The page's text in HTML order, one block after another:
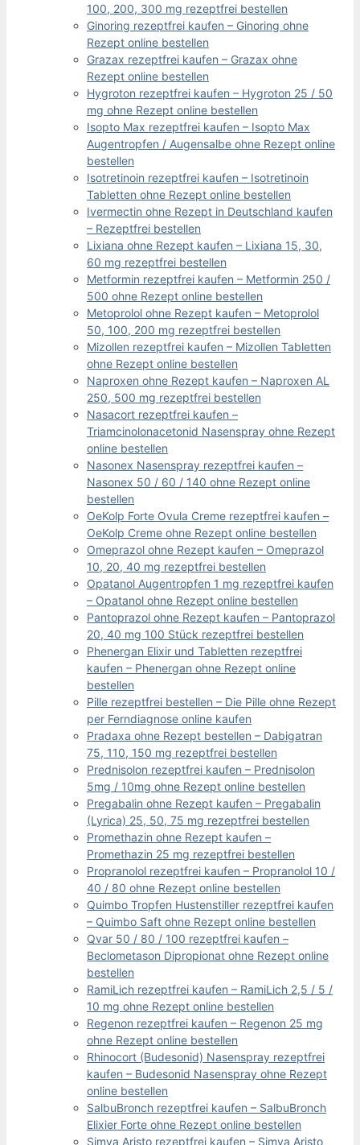
100, 200, 300 mg rezeptfrei bestellen
Ginoring rezeptfrei kaufen – Ginoring ohne
Rezept online bestellen
Grazax rezeptfrei kaufen – Grazax ohne
Rezept online bestellen
Hygroton rezeptfrei kaufen – Hygroton 25 / 50
mg ohne Rezept online bestellen
Isopto Max rezeptfrei kaufen – Isopto Max
Augentropfen / Augensalbe ohne Rezept online
bestellen
Isotretinoin rezeptfrei kaufen – Isotretinoin
Tabletten ohne Rezept online bestellen
Ivermectin ohne Rezept in Deutschland kaufen
– Rezeptfrei bestellen
Lixiana ohne Rezept kaufen – Lixiana 15, 30,
60 mg rezeptfrei bestellen
Metformin rezeptfrei kaufen – Metformin 250 /
500 ohne Rezept online bestellen
Metoprolol ohne Rezept kaufen – Metoprolol
50, 100, 200 mg rezeptfrei bestellen
Mizollen rezeptfrei kaufen – Mizollen Tabletten
ohne Rezept online bestellen
Naproxen ohne Rezept kaufen – Naproxen AL
250, 500 mg rezeptfrei bestellen
Nasacort rezeptfrei kaufen –
Triamcinolonacetonid Nasenspray ohne Rezept
online bestellen
Nasonex Nasenspray rezeptfrei kaufen –
Nasonex 50 / 60 / 140 ohne Rezept online
bestellen
OeKolp Forte Ovula Creme rezeptfrei kaufen –
OeKolp Creme ohne Rezept online bestellen
Omeprazol ohne Rezept kaufen – Omeprazol
10, 20, 40 mg rezeptfrei bestellen
Opatanol Augentropfen 1 mg rezeptfrei kaufen
– Opatanol ohne Rezept online bestellen
Pantoprazol ohne Rezept kaufen – Pantoprazol
20, 40 mg 100 Stück rezeptfrei bestellen
Phenergan Elixir und Tabletten rezeptfrei
kaufen – Phenergan ohne Rezept online
bestellen
Pille rezeptfrei bestellen – Die Pille ohne Rezept
per Ferndiagnose online kaufen
Pradaxa ohne Rezept bestellen – Dabigatran
75, 110, 150 mg rezeptfrei bestellen
Prednisolon rezeptfrei kaufen – Prednisolon
5mg / 10mg ohne Rezept online bestellen
Pregabalin ohne Rezept kaufen – Pregabalin
(Lyrica) 25, 50, 75 mg rezeptfrei bestellen
Promethazin ohne Rezept kaufen –
Promethazin 25 mg rezeptfrei bestellen
Propranolol rezeptfrei kaufen – Propranolol 10 /
40 / 80 ohne Rezept online bestellen
Quimbo Tropfen Hustenstiller rezeptfrei kaufen
– Quimbo Saft ohne Rezept online bestellen
Qvar 50 / 80 / 100 rezeptfrei kaufen –
Beclometason Dipropionat ohne Rezept online
bestellen
RamiLich rezeptfrei kaufen – RamiLich 2,5 / 5 /
10 mg ohne Rezept online bestellen
Regenon rezeptfrei kaufen – Regenon 25 mg
ohne Rezept online bestellen
Rhinocort (Budesonid) Nasenspray rezeptfrei
kaufen – Budesonid Nasenspray ohne Rezept
online bestellen
SalbuBronch rezeptfrei kaufen – SalbuBronch
Elixier Forte ohne Rezept online bestellen
Simva Aristo rezeptfrei kaufen – Simva Aristo